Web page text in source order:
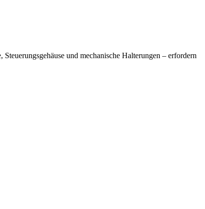
und mechanische Halterungen – erfordern